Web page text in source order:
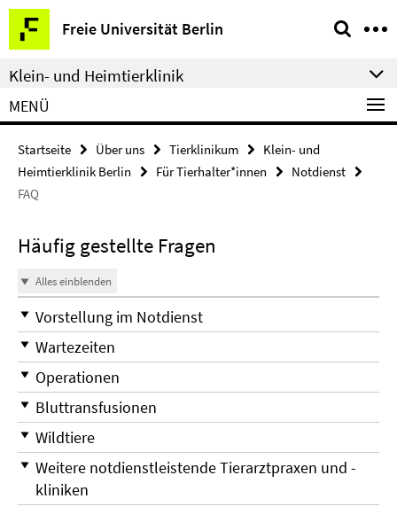
Springe
direkt
zu
Inhalt
Freie Universität Berlin
Service-
Navigation
Klein- und Heimtierklinik
MENÜ
Startseite Über uns Tierklinikum
Klein- und
Heimtierklinik Berlin
Für Tierhalter*innen
Notdienst
FAQ
Häufig gestellte Fragen
Alles einblenden
Vorstellung im Notdienst
Wartezeiten
Operationen
Bluttransfusionen
Wildtiere
Weitere notdienstleistende Tierarztpraxen und -
kliniken